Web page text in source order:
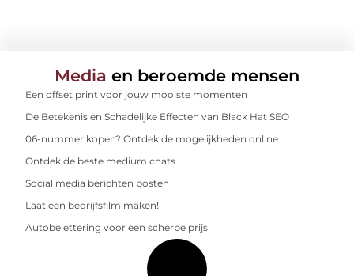
Media en beroemde mensen
Een offset print voor jouw mooiste momenten
De Betekenis en Schadelijke Effecten van Black Hat SEO
06-nummer kopen? Ontdek de mogelijkheden online
Ontdek de beste medium chats
Social media berichten posten
Laat een bedrijfsfilm maken!
Autobelettering voor een scherpe prijs